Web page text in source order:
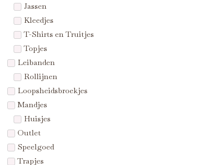
Jassen
Kleedjes
T-Shirts en Truitjes
Topjes
Leibanden
Rollijnen
Loopsheidsbroekjes
Mandjes
Huisjes
Outlet
Speelgoed
Trapjes